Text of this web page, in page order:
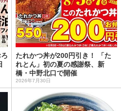
たれかつ丼が200円引き！ 「た
れとん」初の夏の感謝祭、新
橋・中野北口で開催
2026年7月30日